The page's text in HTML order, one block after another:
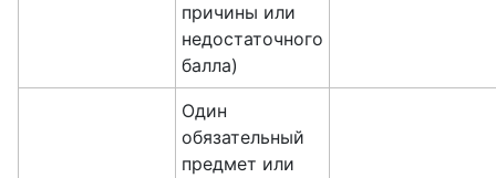
причины или
недостаточного
балла)
Один
обязательный
предмет или